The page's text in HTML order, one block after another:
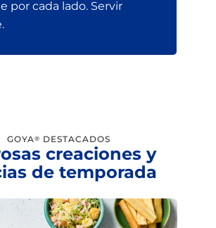
por cada lado. Servir
GOYA® DESTACADOS
creaciones y
de temporada